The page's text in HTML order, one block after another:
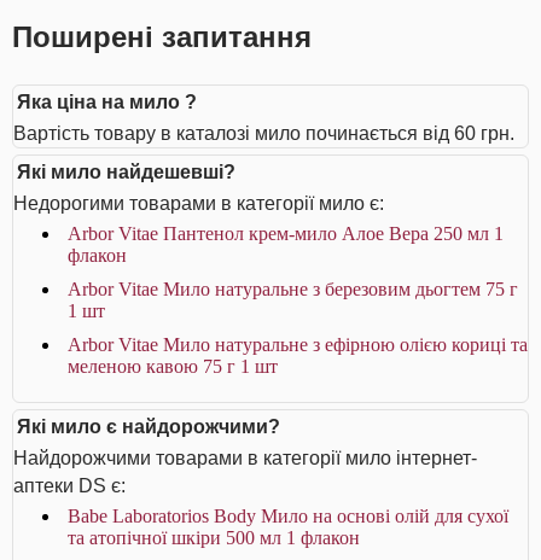
Поширені запитання
Яка ціна на мило ?
Вартість товару в каталозі мило починається від 60 грн.
Які мило найдешевші?
Недорогими товарами в категорії мило є:
Arbor Vitae Пантенол крем-мило Алое Вера 250 мл 1
флакон
Arbor Vitae Мило натуральне з березовим дьогтем 75 г
1 шт
Arbor Vitae Мило натуральне з ефірною олією кориці та
меленою кавою 75 г 1 шт
Які мило є найдорожчими?
Найдорожчими товарами в категорії мило інтернет-
аптеки DS є:
Babe Laboratorios Body Мило на основі олій для сухої
та атопічної шкіри 500 мл 1 флакон